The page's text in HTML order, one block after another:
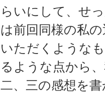
らいにして、せ
は前回同様の私
いただくような
るような点から
二、三の感想を